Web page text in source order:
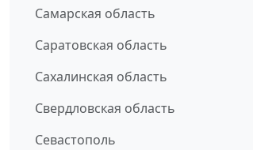
Самарская область
Саратовская область
Сахалинская область
Свердловская область
Севастополь